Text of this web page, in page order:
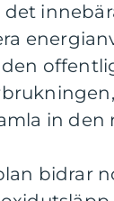
den
in den
bidrar